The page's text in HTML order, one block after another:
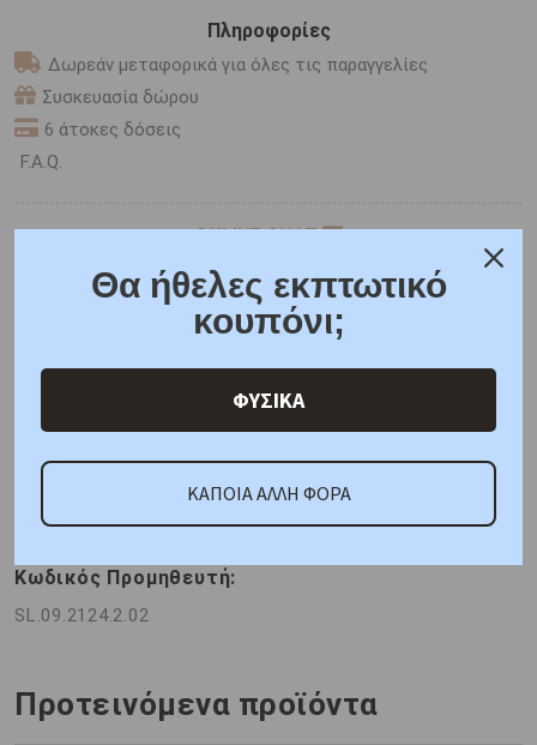
Πληροφορίες
Δωρεάν μεταφορικά για όλες τις παραγγελίες
Συσκευασία δώρου
6 άτοκες δόσεις
F.A.Q.
ONLINE CHAT
SHARE THE LOVE
Χαρακτηριστικά Χαρακτηριστικά Ρολογιών
ΚΑΤΟΠΙΝ ΠΑΡΑΓΓΕΛΙΑΣ
Κωδικός Προμηθευτή:
SL.09.2124.2.02
Προτεινόμενα προϊόντα
Θα ήθελες εκπτωτικό
κουπόνι;
ΦΥΣΙΚΑ
ΚΑΠΟΙΑ ΑΛΛΗ ΦΟΡΑ